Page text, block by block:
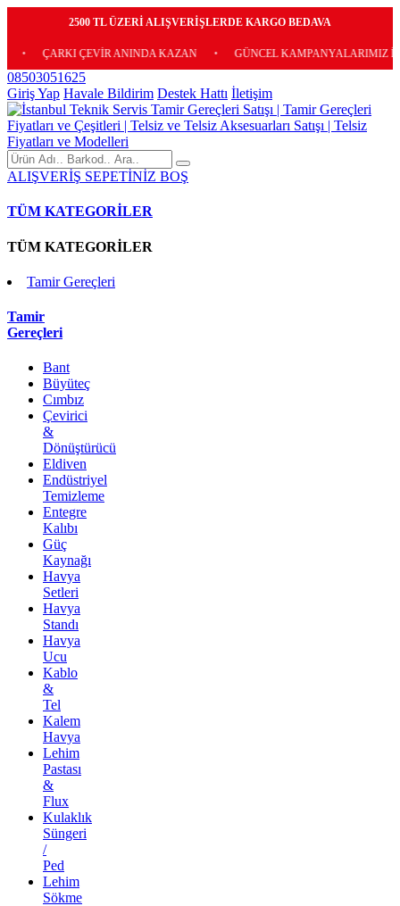
2500 TL ÜZERİ ALIŞVERİŞLERDE KARGO BEDAVA
ÇARKI ÇEVİR ANINDA KAZAN • GÜNCEL KAMPANYALARIMIZ İÇİN E-
08503051625
Giriş Yap Havale Bildirim Destek Hattı İletişim
ALIŞVERİŞ SEPETİNİZ BOŞ
TÜM KATEGORİLER
TÜM KATEGORİLER
Tamir Gereçleri
Tamir
Gereçleri
Bant
Büyüteç
Cımbız
Çevirici
&
Dönüştürücü
Eldiven
Endüstriyel
Temizleme
Entegre
Kalıbı
Güç
Kaynağı
Havya
Setleri
Havya
Standı
Havya
Ucu
Kablo
&
Tel
Kalem
Havya
Lehim
Pastası
&
Flux
Kulaklık
Süngeri
/
Ped
Lehim
Sökme